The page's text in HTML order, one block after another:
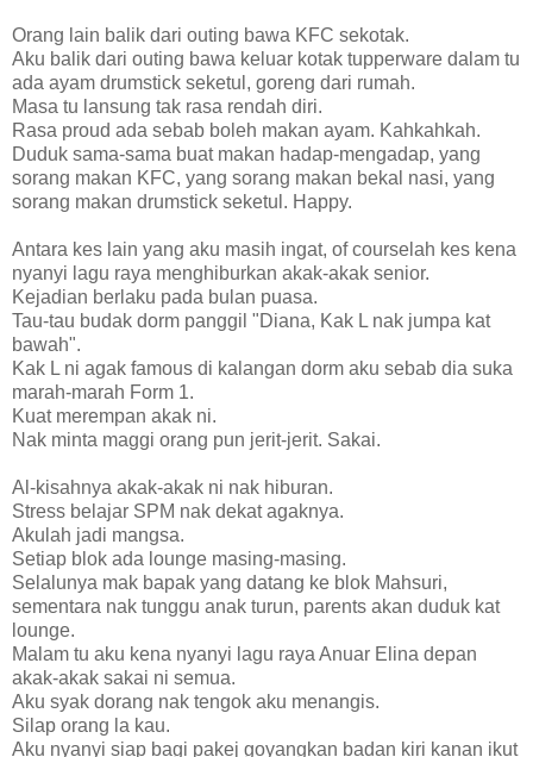
Orang lain balik dari outing bawa KFC sekotak.
Aku balik dari outing bawa keluar kotak tupperware dalam tu
ada ayam drumstick seketul, goreng dari rumah.
Masa tu lansung tak rasa rendah diri.
Rasa proud ada sebab boleh makan ayam. Kahkahkah.
Duduk sama-sama buat makan hadap-mengadap, yang
sorang makan KFC, yang sorang makan bekal nasi, yang
sorang makan drumstick seketul. Happy.
Antara kes lain yang aku masih ingat, of courselah kes kena
nyanyi lagu raya menghiburkan akak-akak senior.
Kejadian berlaku pada bulan puasa.
Tau-tau budak dorm panggil "Diana, Kak L nak jumpa kat
bawah".
Kak L ni agak famous di kalangan dorm aku sebab dia suka
marah-marah Form 1.
Kuat merempan akak ni.
Nak minta maggi orang pun jerit-jerit. Sakai.
Al-kisahnya akak-akak ni nak hiburan.
Stress belajar SPM nak dekat agaknya.
Akulah jadi mangsa.
Setiap blok ada lounge masing-masing.
Selalunya mak bapak yang datang ke blok Mahsuri,
sementara nak tunggu anak turun, parents akan duduk kat
lounge.
Malam tu aku kena nyanyi lagu raya Anuar Elina depan
akak-akak sakai ni semua.
Aku syak dorang nak tengok aku menangis.
Silap orang la kau.
Aku nyanyi siap bagi pakej goyangkan badan kiri kanan ikut